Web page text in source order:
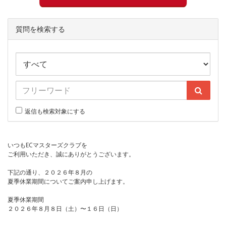
質問を検索する
返信も検索対象にする
いつもECマスターズクラブを
ご利用いただき、誠にありがとうございます。
下記の通り、２０２６年８月の
夏季休業期間についてご案内申し上げます。
夏季休業期間
２０２６年８月８日（土）〜１６日（日）